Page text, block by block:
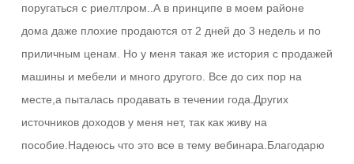
поругаться с риелтлром..А в принципе в моем районе
дома даже плохие продаются от 2 дней до 3 недель и по
приличным ценам. Но у меня такая же история с продажей
машины и мебели и много другого. Все до сих пор на
месте,а пыталась продавать в течении года.Других
источников доходов у меня нет, так как живу на
пособие.Надеюсь что это все в тему вебинара.Благодарю